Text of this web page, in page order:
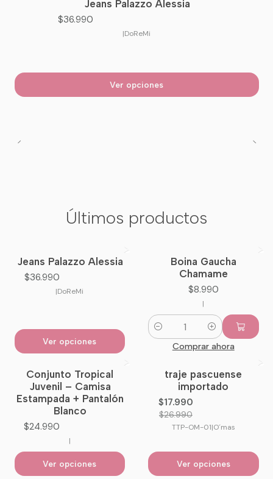
Jeans Palazzo Alessia
$36.990
|DoReMi
Ver opciones
Últimos productos
Nuevo
Jeans Palazzo Alessia
$36.990
|DoReMi
Ver opciones
NuevoBoina Gaucha
Chamame
$8.990
|
Cantidad
Comprar ahora
Conjunto Tropical
Juvenil – Camisa
Estampada + Pantalón
Blanco
$24.990
|
Ver opciones
-33%OFF
traje pascuense
importado
$17.990
$26.990
TTP-OM-01|O´mas
Ver opciones